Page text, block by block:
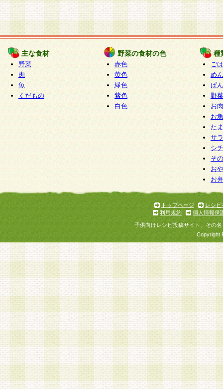
主な食材
野菜
肉
魚
くだもの
野菜の食材の色
赤色
黄色
緑色
紫色
白色
種
ご
めん
ぱん
野
お
お
た
サ
シ
そ
お
お
トップページ
レシピ
利用規約
個人情報保
子供向けレシピ投稿サイト、その
Copyright